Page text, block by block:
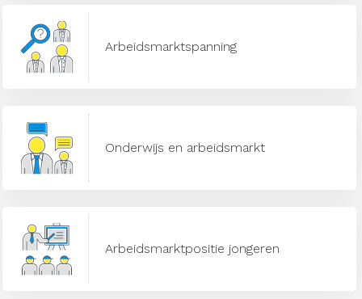
Arbeidsmarktspanning
Onderwijs en arbeidsmarkt
Arbeidsmarktpositie jongeren